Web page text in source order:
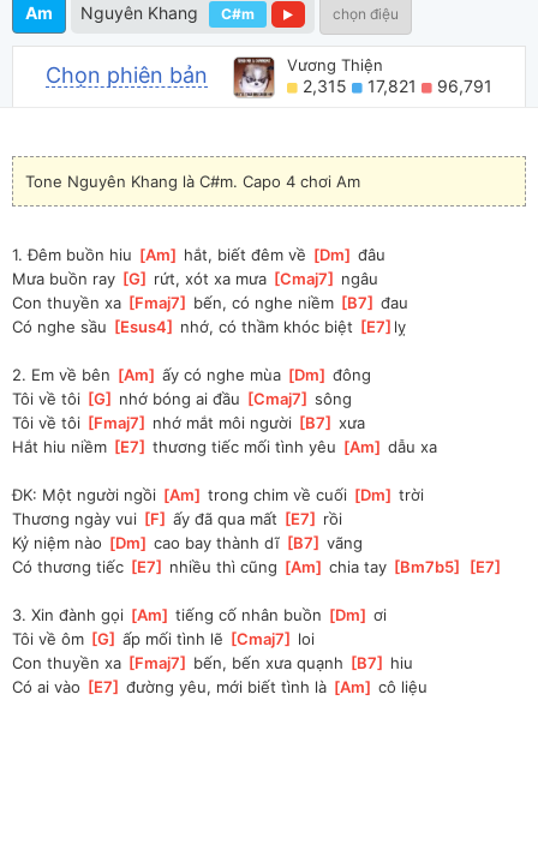
Am Nguyên Khang C#m chọn điệu
Chọn phiên bản Vương Thiện
2,315 17,821 96,791
Tone Nguyên Khang là C#m. Capo 4 chơi Am
1. Đêm buồn hiu [Am hắt, biết đêm về [Dm ] đâu
Mưa buồn ray [G rứt, xót xa mưa [Cmaj7
ngâu
Con thuyền xa [Fmaj7 bến, có nghe niềm [B7 ] đau
Có nghe sầu [Esus4 nhớ, có thầm khóc biệt [E7 ]lỵ
2. Em về bên [Am ] ấy có nghe mùa [Dm ] đông
Tôi về tôi [G nhớ bóng ai đầu [Cmaj7 ] sông
Tôi về tôi [Fmaj7 nhớ mắt môi người [B7 ] xưa
Hắt hiu niềm [E7 ] thương tiếc mối tình yêu [Am ] dẫu xa
ĐK: Một người ngồi [Am ] trong chim về cuối [Dm ] trời
Thương ngày vui [F ] ấy đã qua mất [E7
rồi
Kỷ niệm nào [Dm ] cao bay thành dĩ [B7 ] vãng
Có thương tiếc [E7 nhiều thì cũng [Am ] chia tay [Bm7b5 [E7
3. Xin đành gọi [Am ] tiếng cố nhân buồn [Dm ] ơi
Tôi về ôm [G ] ấp mối tình lẽ [Cmaj7
loi
Con thuyền xa [Fmaj7 bến, bến xưa quạnh [B7
hiu
Có ai vào [E7 ] đường yêu, mới biết tình là [Am ] cô liệu